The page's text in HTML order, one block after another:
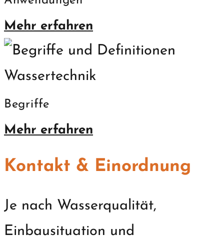
Mehr erfahren
Begriffe
Mehr erfahren
Kontakt & Einordnung
Je nach Wasserqualität,
Einbausituation und